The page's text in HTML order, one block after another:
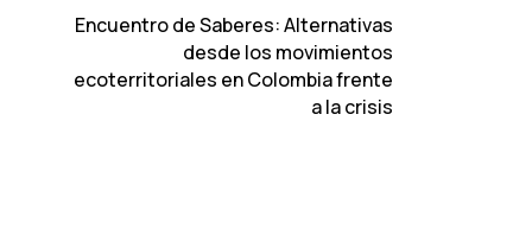
Encuentro de Saberes: Alternativas
desde los movimientos
ecoterritoriales en Colombia frente
a la crisis